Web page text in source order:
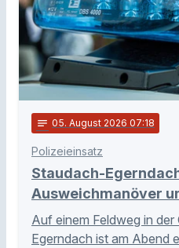
notes 05. August 2026 07:18
Polizeieinsatz
Staudach-
Ausweichmanöver
Auf einem Feldweg in
Egerndach ist am Abend